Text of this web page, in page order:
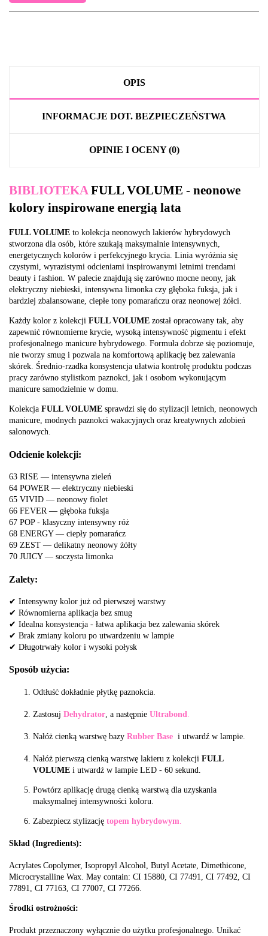
OPIS
INFORMACJE DOT. BEZPIECZEŃSTWA
OPINIE I OCENY (0)
BIBLIOTEKAFULL VOLUME - neonowe
kolory inspirowane energią lata
FULL VOLUME to kolekcja neonowych lakierów hybrydowych
stworzona dla osób, które szukają maksymalnie intensywnych,
energetycznych kolorów i perfekcyjnego krycia. Linia wyróżnia się
czystymi, wyrazistymi odcieniami inspirowanymi letnimi trendami
beauty i fashion. W palecie znajdują się zarówno mocne neony, jak
elektryczny niebieski, intensywna limonka czy głęboka fuksja, jak i
bardziej zbalansowane, ciepłe tony pomarańczu oraz neonowej żółci.
Każdy kolor z kolekcji FULL VOLUME został opracowany tak, aby
zapewnić równomierne krycie, wysoką intensywność pigmentu i efekt
profesjonalnego manicure hybrydowego. Formuła dobrze się poziomuje,
nie tworzy smug i pozwala na komfortową aplikację bez zalewania
skórek. Średnio-rzadka konsystencja ułatwia kontrolę produktu podczas
pracy zarówno stylistkom paznokci, jak i osobom wykonującym
manicure samodzielnie w domu.
Kolekcja FULL VOLUME sprawdzi się do stylizacji letnich, neonowych
manicure, modnych paznokci wakacyjnych oraz kreatywnych zdobień
salonowych.
Odcienie kolekcji:
63 RISE — intensywna zieleń
64 POWER — elektryczny niebieski
65 VIVID — neonowy fiolet
66 FEVER — głęboka fuksja
67 POP - klasyczny intensywny róż
68 ENERGY — ciepły pomarańcz
69 ZEST — delikatny neonowy żółty
70 JUICY — soczysta limonka
Zalety:
✔ Intensywny kolor już od pierwszej warstwy
✔ Równomierna aplikacja bez smug
✔ Idealna konsystencja - łatwa aplikacja bez zalewania skórek
✔ Brak zmiany koloru po utwardzeniu w lampie
✔ Długotrwały kolor i wysoki połysk
Sposób użycia:
Odtłuść dokładnie płytkę paznokcia.
Zastosuj Dehydrator , a następnie Ultrabond
Nałóż cienką warstwę bazy Rubber Base i utwardź w lampie.
Nałóż pierwszą cienką warstwę lakieru z kolekcji FULL
VOLUME i utwardź w lampie LED - 60 sekund.
Powtórz aplikację drugą cienką warstwą dla uzyskania
maksymalnej intensywności koloru.
Zabezpiecz stylizację topem hybrydowym
Skład (Ingredients):
Acrylates Copolymer, Isopropyl Alcohol, Butyl Acetate, Dimethicone,
Microcrystalline Wax. May contain: CI 15880, CI 77491, CI 77492, CI
77891, CI 77163, CI 77007, CI 77266.
Środki ostrożności:
Produkt przeznaczony wyłącznie do użytku profesjonalnego. Unikać